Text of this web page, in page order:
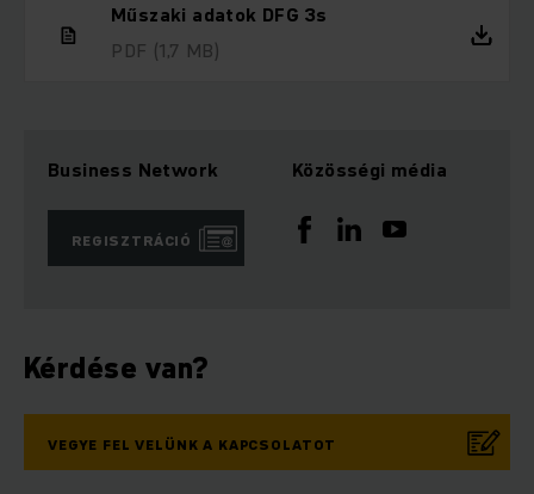
Műszaki adatok DFG 3s
PDF (1,7 MB)
Business Network
REGISZTRÁCIÓ
Közösségi média
Kérdése van?
VEGYE FEL VELÜNK A KAPCSOLATOT